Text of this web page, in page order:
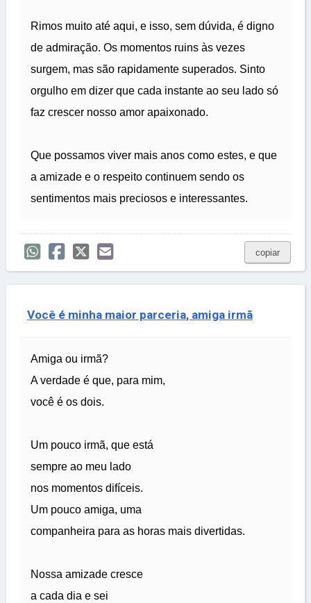
Rimos muito até aqui, e isso, sem dúvida, é digno
de admiração. Os momentos ruins às vezes
surgem, mas são rapidamente superados. Sinto
orgulho em dizer que cada instante ao seu lado só
faz crescer nosso amor apaixonado.
Que possamos viver mais anos como estes, e que
a amizade e o respeito continuem sendo os
sentimentos mais preciosos e interessantes.
copiar
Você é minha maior parceria, amiga irmã
Amiga ou irmã?
A verdade é que, para mim,
você é os dois.
Um pouco irmã, que está
sempre ao meu lado
nos momentos difíceis.
Um pouco amiga, uma
companheira para as horas mais divertidas.
Nossa amizade cresce
a cada dia e sei